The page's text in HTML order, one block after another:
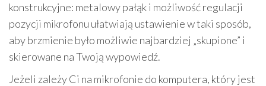
konstrukcyjne: metalowy pałąk i możliwość regulacji
pozycji mikrofonu ułatwiają ustawienie w taki sposób,
aby brzmienie było możliwie najbardziej „skupione” i
skierowane na Twoją wypowiedź.
Jeżeli zależy Ci na mikrofonie do komputera, który jest